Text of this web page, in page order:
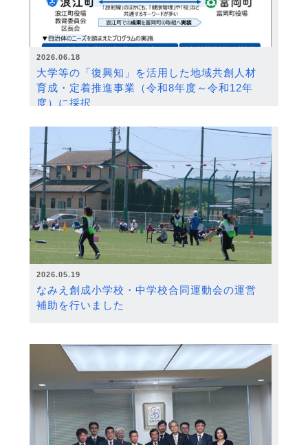
2026.06.18
大学等の「復興知」を活用した地域共創人材
育成・定着推進事業（令和8年度～令和12年
度）に採択
2026.05.19
なみえ創成小学校・中学校合同運動会の運営
補助を行いました